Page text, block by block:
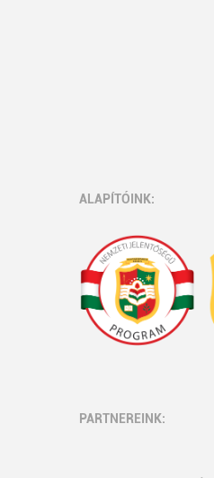
ALAPÍTÓINK:
PARTNEREINK: